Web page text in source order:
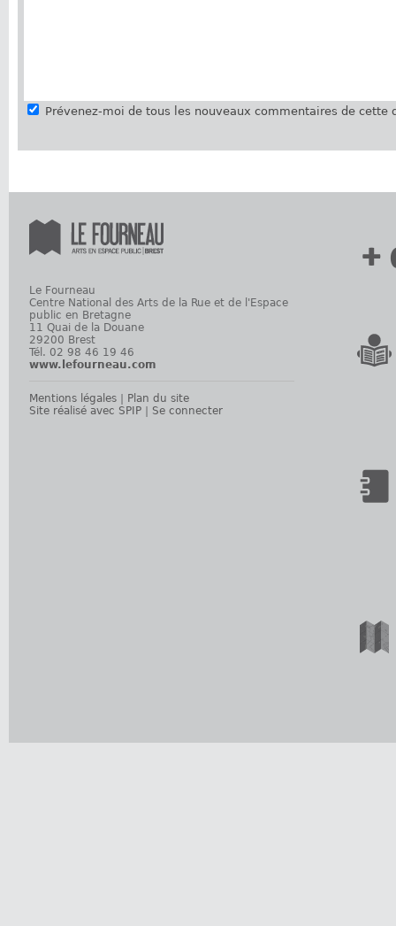
Prévenez-moi de tous les nouveaux commentaires de cette
Le Fourneau
Centre National des Arts de la Rue et de l'Espace
public en Bretagne
11 Quai de la Douane
29200 Brest
Tél. 02 98 46 19 46
www.lefourneau.com
Mentions légales
Plan du site
Site réalisé avec SPIP
Se connecter
+